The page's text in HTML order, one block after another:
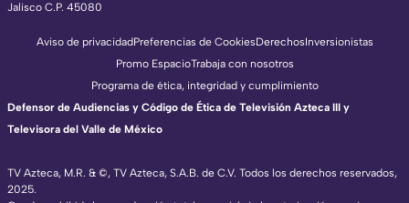
Jalisco C.P. 45080
TV Azteca, M.R. & ©, TV Azteca, S.A.B. de C.V. Todos los derechos reservados,
2025.
Aviso de privacidadPreferencias de CookiesDerechosInversionistas
Promo EspacioTrabaja con nosotros
Programa de ética, integridad y cumplimiento
Defensor de Audiencias y Código de Ética de Televisión Azteca III y
Televisora del Valle de México